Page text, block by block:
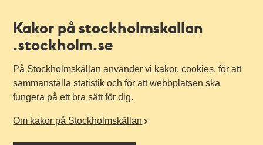
Kakor på stockholmskallan
.stockholm.se
På Stockholmskällan använder vi kakor, cookies, för att
sammanställa statistik och för att webbplatsen ska
fungera på ett bra sätt för dig.
Om kakor på Stockholmskällan